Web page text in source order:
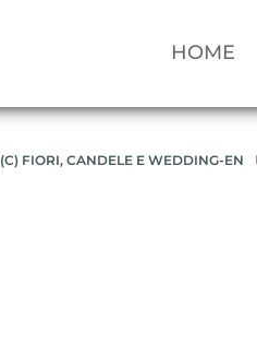
HOME
(C) FIORI, CANDELE E WEDDING-EN